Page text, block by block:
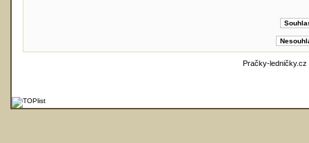
Pračky-ledničky.cz